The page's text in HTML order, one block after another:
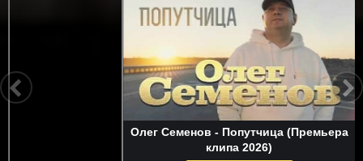
Олег Семенов - Попутчица (Премьера
клипа 2026)